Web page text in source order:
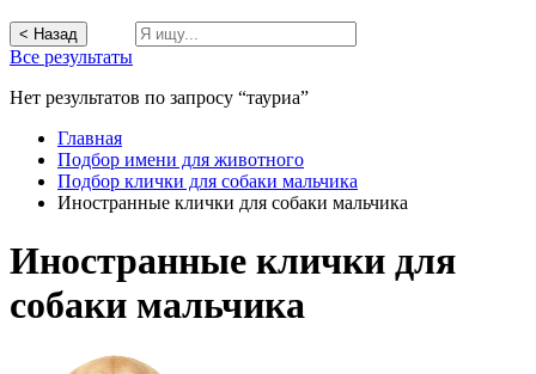
< Назад
Все результаты
Нет результатов по запросу “тауриа”
Главная
Подбор имени для животного
Подбор клички для собаки мальчика
Иностранные клички для собаки мальчика
Иностранные клички для
собаки мальчика